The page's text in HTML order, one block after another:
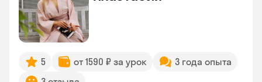
5 от 1590 ₽ за урок
3 года опыта